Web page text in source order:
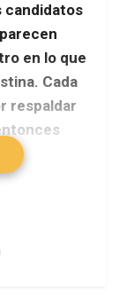
candidatos
en lo que
Cada
respaldar
contienda